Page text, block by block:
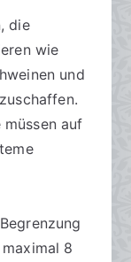
die
wie
und
auf
Begrenzung
8